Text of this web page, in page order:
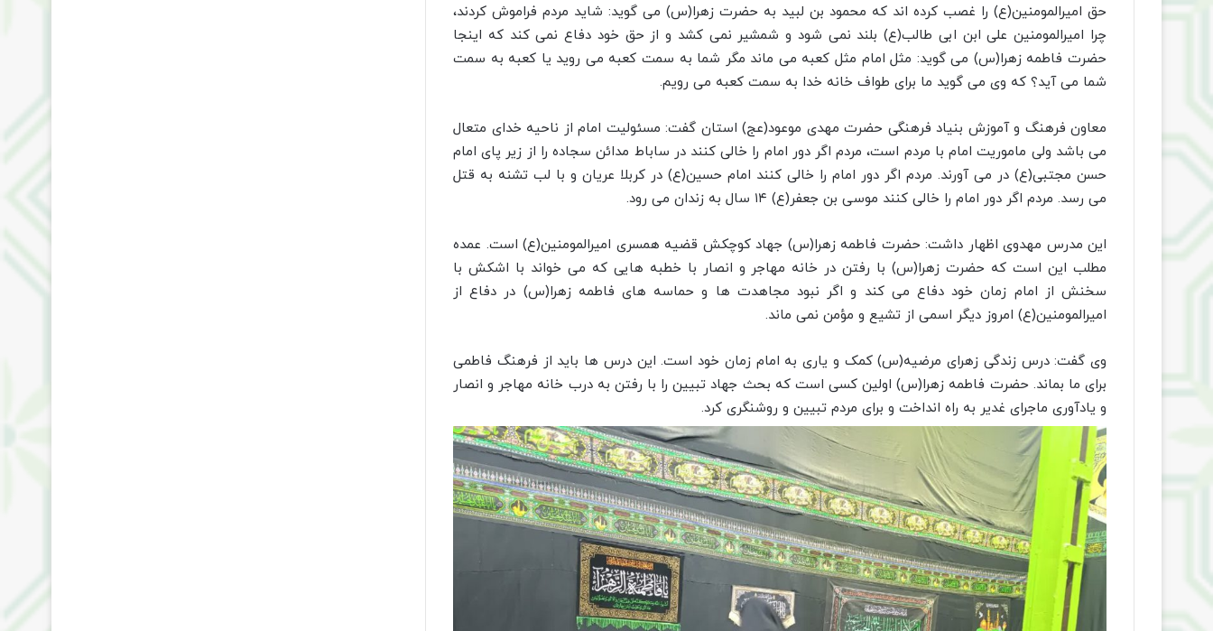
حق امیرالمومنین(ع) را غصب کرده اند که محمود بن لبید به حضرت زهرا(س) می گوید: شاید مردم فراموش کردند،
چرا امیرالمومنین علی ابن ابی طالب(ع) بلند نمی شود و شمشیر نمی کشد و از حق خود دفاع نمی کند که اینجا
حضرت فاطمه زهرا(س) می گوید: مثل امام مثل کعبه می ماند مگر شما به سمت کعبه می روید یا کعبه به سمت
شما می آید؟ که وی می گوید ما برای طواف خانه خدا به سمت کعبه می رویم.
معاون فرهنگ و آموزش بنیاد فرهنگی حضرت مهدی موعود(عج) استان گفت: مسئولیت امام از ناحیه خدای متعال
می باشد ولی ماموریت امام با مردم است، مردم اگر دور امام را خالی کنند در ساباط مدائن سجاده را از زیر پای امام
حسن مجتبی(ع) در می آورند. مردم اگر دور امام را خالی کنند امام حسین(ع) در کربلا عریان و با لب تشنه به قتل
می رسد. مردم اگر دور امام را خالی کنند موسی بن جعفر(ع) ۱۴ سال به زندان می رود.
این مدرس مهدوی اظهار داشت: حضرت فاطمه زهرا(س) جهاد کوچکش قضیه همسری امیرالمومنین(ع) است. عمده
مطلب این است که حضرت زهرا(س) با رفتن در خانه مهاجر و انصار با خطبه هایی که می خواند با اشکش با
سخنش از امام زمان خود دفاع می کند و اگر نبود مجاهدت ها و حماسه های فاطمه زهرا(س) در دفاع از
امیرالمومنین(ع) امروز دیگر اسمی از تشیع و مؤمن نمی ماند.
وی گفت: درس زندگی زهرای مرضیه(س) کمک و یاری به امام زمان خود است. این درس ها باید از فرهنگ فاطمی
برای ما بماند. حضرت فاطمه زهرا(س) اولین کسی است که بحث جهاد تبیین را با رفتن به درب خانه مهاجر و انصار
و یادآوری ماجرای غدیر به راه انداخت و برای مردم تبیین و روشنگری کرد.